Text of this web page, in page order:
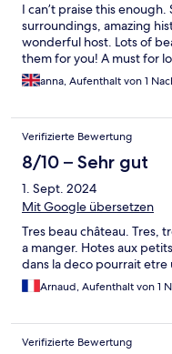
I can’t praise this
surroundings, amazing
wonderful host. Lots of
them for you! A must for
anna, Aufenthalt von 1
Verifizierte Bewertung
8/10 – Sehr gut
1. Sept. 2024
Mit Google übersetzen
Tres beau château. Tres,
a manger. Hotes aux
dans la deco pourrait etre
Arnaud, Aufenthalt von 1
Verifizierte Bewertung